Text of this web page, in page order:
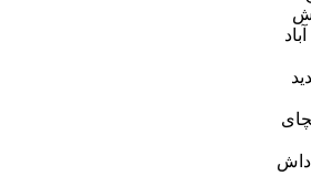
داش